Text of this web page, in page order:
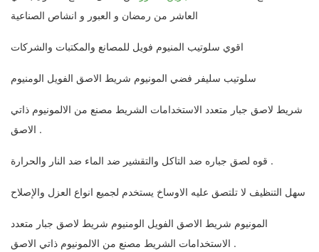
العاشر من رمضان و العبور و انشاص الصناعية
اقوي سلوتيب المنيوم فويل للمصانع والمكتبات والشركات
سلوتيب سليفر فضي المونيوم شريط الاصق الفويل الومنيوم
شريط لاصق جبار متعدد الاستخدامات الشريط مصنع من الالمونيوم ذاتي
الاصق .
قوه لصق جباره ضد التاكل والتقشير ضد الماء ضد النار والحرارة .
سهل التنظيف لا تلتصق عليه الاوساخ يستخدم لجميع انواع العزل والإصلاح
المونيوم شريط الاصق الفويل الومنيوم شريط لاصق جبار متعدد
الاستخدامات الشريط مصنع من الالمونيوم ذاتي الاصق .